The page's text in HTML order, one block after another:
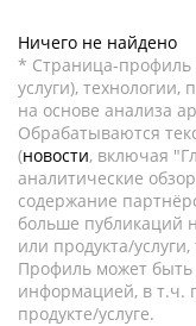
Ничего не найдено
* Страница-профиль
услуги), технологии,
на основе анализа
Обрабатываются
(новости, включая
аналитические
содержание
больше публикаций
или продукта/
Профиль может быть
информацией, в т.ч.
продукте/услуге.